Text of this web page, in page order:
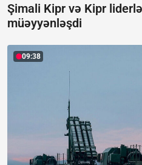
Şimali Kipr və Kipr
müəyyənləşdi
09:38